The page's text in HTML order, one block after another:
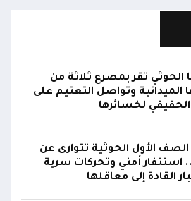
الغاز ستعود تدريجياً لتغطية
يُصدر قراراً بتعيين يحيى
لقطاع الأمن الداخلي، وأحمد
وكيلاً لقطاع الأمن الخارجي؛ في
يعين اللواء الركن طيار
المحيا قائداً للقوات الجوية والدفاع
العميد ناشر منصور باجري رئيساً
الحوثي تقر بمصرع ثلاثة من
الميدانية وتواصل التعتيم على
لخسائرها
الصف الأول الحوثية تتوارى عن
استنفار أمني وتحركات سرية
القادة إلى معاقلها